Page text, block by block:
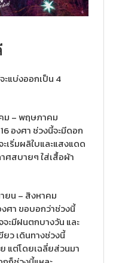
แบ่งออกเป็น 4
ม – พฤษภาคม
องศา ช่วงนี้จะมีดอก
เริ่มผลิใบและแสงแดด
ศสบายๆ ใส่เสื้อผ้า
ยน – สิงหาคม
ศา ขอบอกว่าช่วงนี้
จะมีฝนตกบางวัน และ
ว เดินทางช่วงนี้
แต่โดยเฉลี่ยส่วนมา